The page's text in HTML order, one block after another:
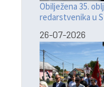
Obilježena 35.
redarstvenika u
26-07-2026